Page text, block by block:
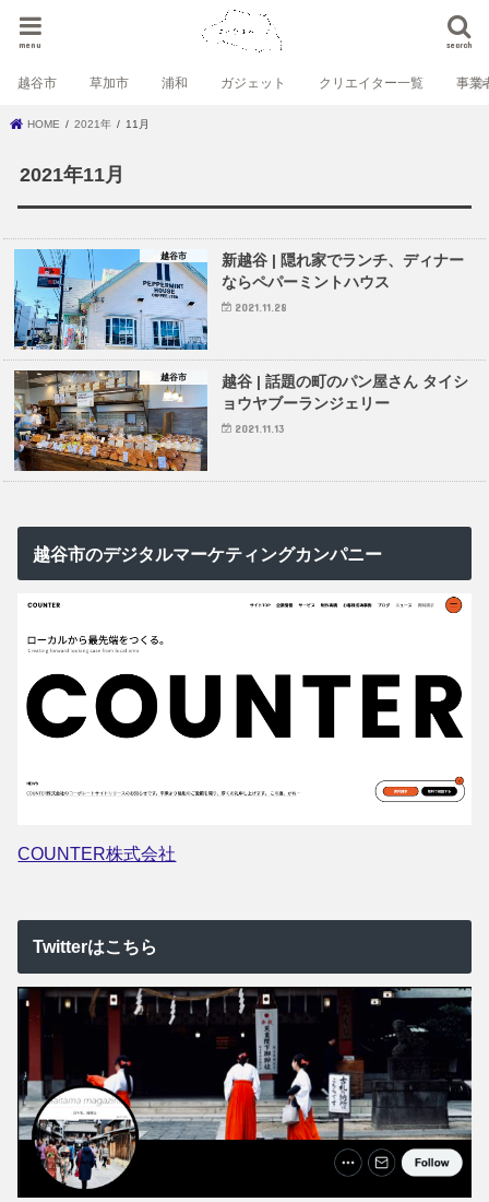
search
menu
越谷市 草加市 浦和 ガジェット クリエイター一覧 事業
HOME 2021年 11月
2021年11月
越谷市
新越谷 | 隠れ家でランチ、ディナー
ならペパーミントハウス
2021.11.28
越谷市
越谷 | 話題の町のパン屋さん タイシ
ョウヤブーランジェリー
2021.11.13
越谷市のデジタルマーケティングカンパニー
COUNTER株式会社
Twitterはこちら